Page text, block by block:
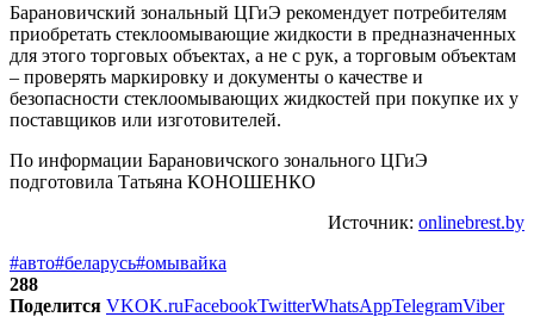
Барановичский зональный ЦГиЭ рекомендует потребителям
приобретать стеклоомывающие жидкости в предназначенных
для этого торговых объектах, а не с рук, а торговым объектам
– проверять маркировку и документы о качестве и
безопасности стеклоомывающих жидкостей при покупке их у
поставщиков или изготовителей.
По информации Барановичского зонального ЦГиЭ
подготовила Татьяна КОНОШЕНКО
Источник: onlinebrest.by
#авто#беларусь#омывайка
288
Поделится VKOK.ruFacebookTwitterWhatsAppTelegramViber